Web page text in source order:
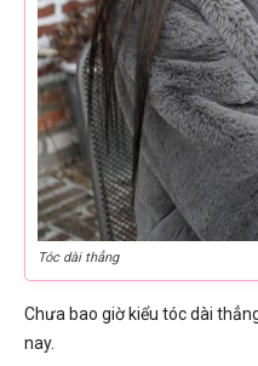
Tóc dài thẳng
Chưa bao giờ kiểu tóc dài
nay.